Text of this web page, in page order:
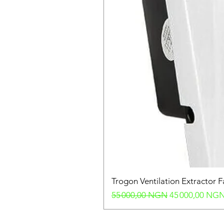
Trogon Ventilation Extractor
Prix original
55 000,00 NGN Prix
45 000,00